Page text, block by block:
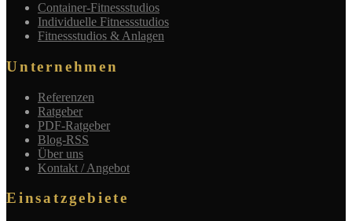
Container-Fitnessstudios
Individuelle Fitnessstudios
Fitnessstudios & Anlagen
Unternehmen
Referenzen
Ratgeber
PDF-Ratgeber
Blog-RSS
Über uns
Kontakt / Angebot
Einsatzgebiete